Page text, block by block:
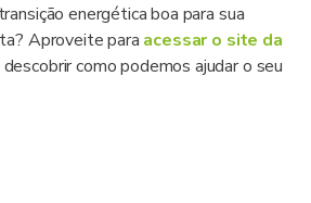
energética boa para sua
Aproveite para acessar o site da
como podemos ajudar o seu